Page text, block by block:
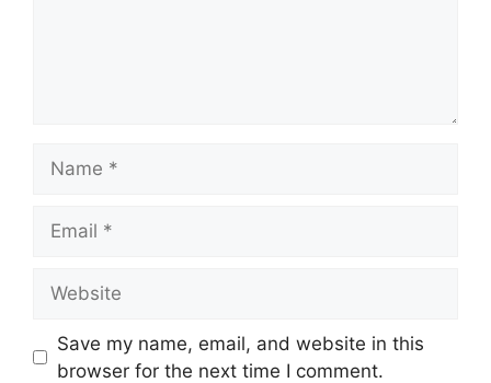
Save my name, email, and website in this
browser for the next time I comment.